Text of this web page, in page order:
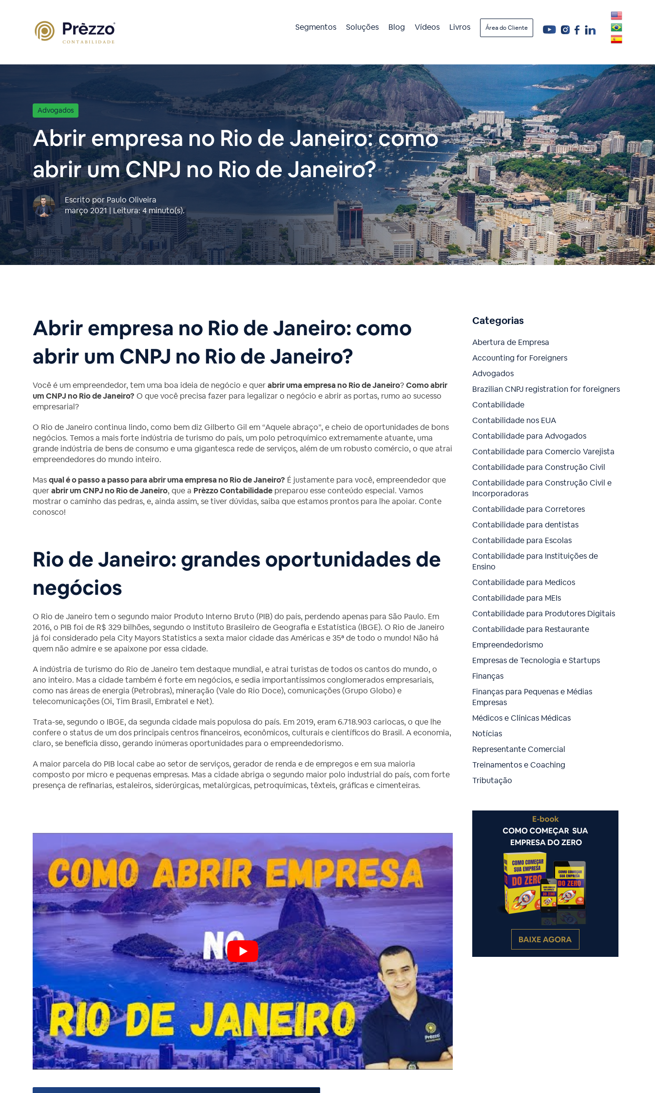
Segmentos Soluções Blog Vídeos Livros Área do Cliente
Advogados
Abrir empresa no Rio de Janeiro: como
abrir um CNPJ no Rio de Janeiro?
Escrito por Paulo Oliveira
março 2021 | Leitura: 4 minuto(s).
Abrir empresa no Rio de Janeiro: como
abrir um CNPJ no Rio de Janeiro?
Você é um empreendedor, tem uma boa ideia de negócio e querabrir uma empresa no Rio de Janeiro?Como abrir
um CNPJ no Rio de Janeiro? O que você precisa fazer para legalizar o negócio e abrir as portas, rumo ao sucesso
empresarial?
O Rio de Janeiro continua lindo, como bem diz Gilberto Gil em “Aquele abraço”, e cheio de oportunidades de bons
negócios. Temos a mais forte indústria de turismo do país, um polo petroquímico extremamente atuante, uma
grande indústria de bens de consumo e uma gigantesca rede de serviços, além de um robusto comércio, o que atrai
empreendedores do mundo inteiro.
Masqual é o passo a passo para abrir uma empresa no Rio de Janeiro? É justamente para você, empreendedor que
querabrir um CNPJ no Rio de Janeiro, que a Prèzzo Contabilidade preparou esse conteúdo especial. Vamos
mostrar o caminho das pedras, e, ainda assim, se tiver dúvidas, saiba que estamos prontos para lhe apoiar. Conte
conosco!
Rio de Janeiro: grandes oportunidades de
negócios
O Rio de Janeiro tem o segundo maior Produto Interno Bruto (PIB) do país, perdendo apenas para São Paulo. Em
2016, o PIB foi de R$ 329 bilhões, segundo o Instituto Brasileiro de Geografia e Estatística (IBGE). O Rio de Janeiro
já foi considerado pela City Mayors Statistics a sexta maior cidade das Américas e 35ª de todo o mundo! Não há
quem não admire e se apaixone por essa cidade.
A indústria de turismo do Rio de Janeiro tem destaque mundial, e atrai turistas de todos os cantos do mundo, o
ano inteiro. Mas a cidade também é forte em negócios, e sedia importantíssimos conglomerados empresariais,
como nas áreas de energia (Petrobras), mineração (Vale do Rio Doce), comunicações (Grupo Globo) e
telecomunicações (Oi, Tim Brasil, Embratel e Net).
Trata-se, segundo o IBGE, da segunda cidade mais populosa do país. Em 2019, eram 6.718.903 cariocas, o que lhe
confere o status de um dos principais centros financeiros, econômicos, culturais e científicos do Brasil. A economia,
claro, se beneficia disso, gerando inúmeras oportunidades para o empreendedorismo.
A maior parcela do PIB local cabe ao setor de serviços, gerador de renda e de empregos e em sua maioria
composto por micro e pequenas empresas. Mas a cidade abriga o segundo maior polo industrial do país, com forte
presença de refinarias, estaleiros, siderúrgicas, metalúrgicas, petroquímicas, têxteis, gráficas e cimenteiras.
Categorias
Abertura de Empresa
Accounting for Foreigners
Advogados
Brazilian CNPJ registration for foreigners
Contabilidade
Contabilidade nos EUA
Contabilidade para Advogados
Contabilidade para Comercio Varejista
Contabilidade para Construção Civil
Contabilidade para Construção Civil e
Incorporadoras
Contabilidade para Corretores
Contabilidade para dentistas
Contabilidade para Escolas
Contabilidade para Instituições de
Ensino
Contabilidade para Medicos
Contabilidade para MEIs
Contabilidade para Produtores Digitais
Contabilidade para Restaurante
Empreendedorismo
Empresas de Tecnologia e Startups
Finanças
Finanças para Pequenas e Médias
Empresas
Médicos e Clínicas Médicas
Notícias
Representante Comercial
Treinamentos e Coaching
Tributação